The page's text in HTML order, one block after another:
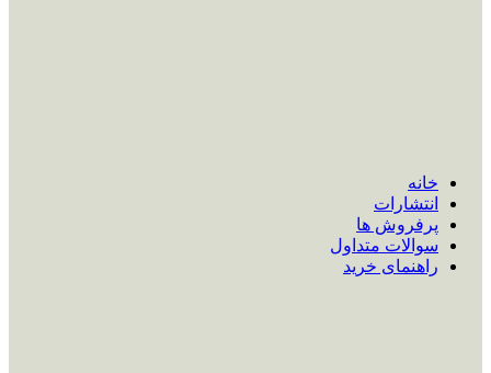
خانه
انتشارات
پرفروش ها
سوالات متداول
راهنمای خرید